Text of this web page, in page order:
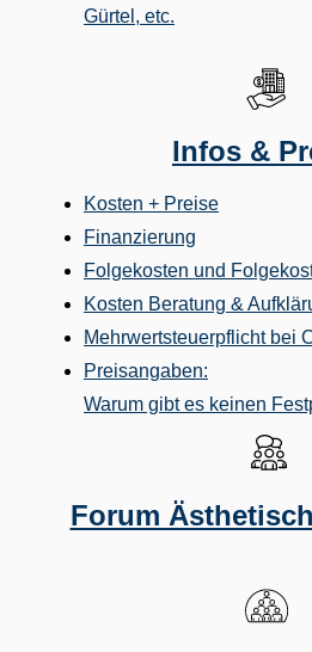
Gürtel, etc.
Infos &
Kosten + Preise
Finanzierung
Folgekosten und
Kosten Beratung &
Mehrwertsteuerpflicht bei
Preisangaben:
Warum gibt es keinen
Forum